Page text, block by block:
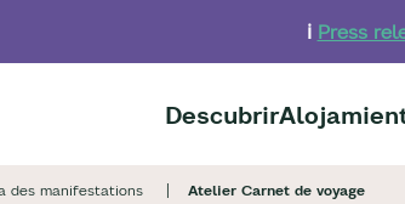
ℹ️ Press
Descubrir
des manifestations Atelier Carnet de voyage